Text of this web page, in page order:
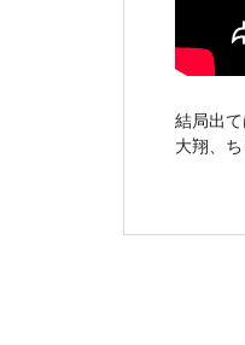
結局出
大翔、